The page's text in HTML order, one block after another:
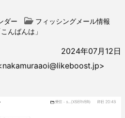
ダー
フィッシングメール情報
んばんは」
2024年07月12日